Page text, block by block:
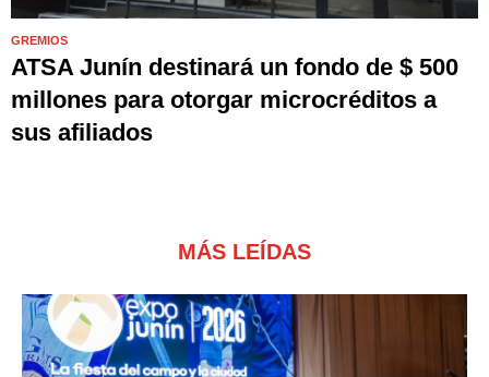
GREMIOS
ATSA Junín destinará un fondo de $ 500
millones para otorgar microcréditos a
sus afiliados
MÁS LEÍDAS